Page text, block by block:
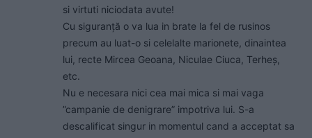
si virtuti niciodata avute!
Cu siguranță o va lua in brate la fel de rusinos
precum au luat-o si celelalte marionete, dinaintea
lui, recte Mircea Geoana, Niculae Ciuca, Terheș,
etc.
Nu e necesara nici cea mai mica si mai vaga
”campanie de denigrare” impotriva lui. S-a
descalificat singur in momentul cand a acceptat sa